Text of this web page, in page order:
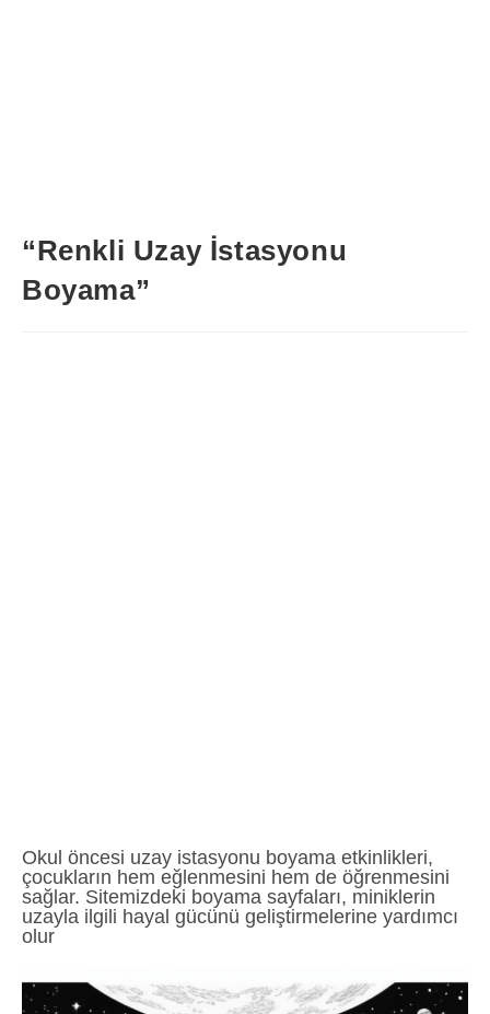
“Renkli Uzay İstasyonu
Boyama”
Okul öncesi uzay istasyonu boyama etkinlikleri,
çocukların hem eğlenmesini hem de öğrenmesini
sağlar. Sitemizdeki boyama sayfaları, miniklerin
uzayla ilgili hayal gücünü geliştirmelerine yardımcı
olur